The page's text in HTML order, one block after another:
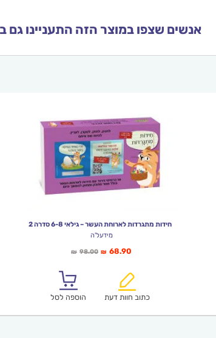
אנשים שצפו במוצר הזה התעניינו גם ב
חידות מתגרדות לארוחת העשר – גילאי 6-8 סדרה 2
מידעל'ה
₪ 98.00המחיר
₪98.00.
₪ 68.90
הוא:
כתוב חוות דעת
הוספה לסל